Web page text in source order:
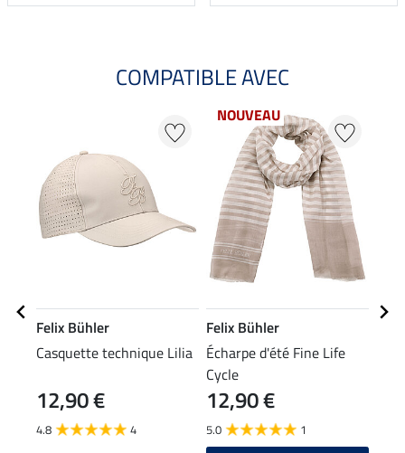
COMPATIBLE AVEC
Felix Bühler
Casquette technique Lilia
12,90 €
4.8 4
NOUVEAU
Felix Bühler
Écharpe d'été Fine Life
Cycle
12,90 €
5.0 1